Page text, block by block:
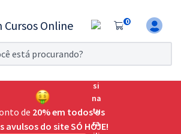
0
11
Teste grátis por 7 dias!
Passar
preparação para o Exame da
de 20% em todos os
avulsos do site SÓ HOJE!